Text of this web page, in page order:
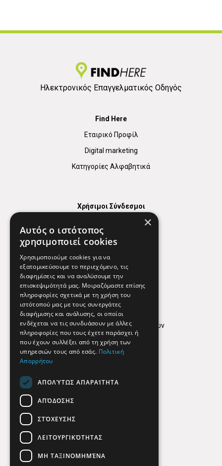
Ηλεκτρονικός Επαγγελματικός Οδηγός
Find Here
Εταιρικό Προφίλ
Digital marketing
Κατηγορίες Αλφαβητικά
Χρήσιμοι Σύνδεσμοι
Χρήσιμα Τηλέφωνα
Εφημερεύοντα Φαρμακεία
Απόρρητο
Όροι Χρήσης
Πολιτική προστασίας δεδομένων
Findhere
Social Media
×
Αυτός ο ιστότοπος
χρησιμοποιεί cookies
Χρησιμοποιούμε cookies για να
εξατομικεύσουμε το περιεχόμενο, τις
διαφημίσεις και να αναλύσουμε την
επισκεψιμότητά μας. Μοιραζόμαστε επίσης
πληροφορίες σχετικά με τη χρήση του
ιστότοπού μας με τους συνεργάτες
διαφήμισης και ανάλυσης, οι οποίοι
ενδέχεται να τις συνδυάσουν με άλλες
πληροφορίες που τους έχετε παράσχει ή
που έχουν συλλέξει από τη χρήση των
υπηρεσιών τους από εσάς. Πολιτική
Απορρήτου
ΑΠΟΛΎΤΩΣ ΑΠΑΡΑΊΤΗΤΑ
ΑΠΌΔΟΣΗΣ
ΣΤΌΧΕΥΣΗΣ
ΛΕΙΤΟΥΡΓΙΚΌΤΗΤΑΣ
ΜΗ ΤΑΞΙΝΟΜΗΜΈΝΑ